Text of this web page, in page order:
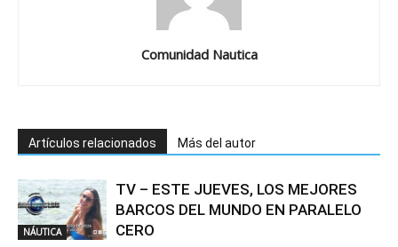
Comunidad Nautica
Artículos relacionados Más del autor
NÁUTICA
TV – ESTE JUEVES, LOS MEJORES
BARCOS DEL MUNDO EN PARALELO
CERO